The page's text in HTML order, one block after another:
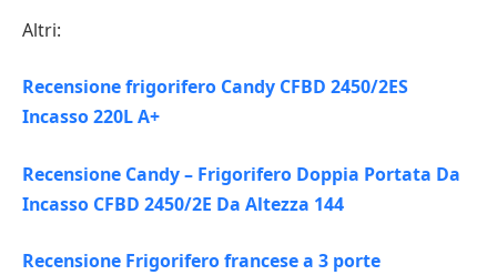
Altri:
Recensione frigorifero Candy CFBD 2450/2ES
Incasso 220L A+
Recensione Candy – Frigorifero Doppia Portata Da
Incasso CFBD 2450/2E Da Altezza 144
Recensione Frigorifero francese a 3 porte